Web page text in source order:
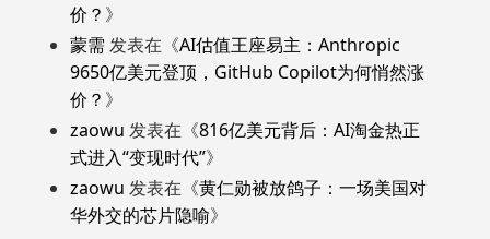
价？ 》
蒙需 发表在《AI估值王座易主：Anthropic
9650亿美元登顶，GitHub Copilot为何悄然涨
价？ 》
zaowu 发表在《816亿美元背后：AI淘金热正
式进入“变现时代”》
zaowu 发表在《黄仁勋被放鸽子：一场美国对
华外交的芯片隐喻》